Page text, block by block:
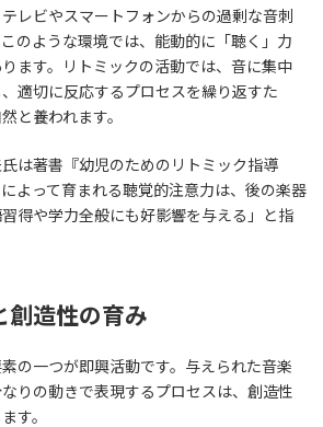
レビやスマートフォンからの過剰な音刺
のような環境では、能動的に「聴く」力
ます。リトミックの活動では、音に集中
適切に反応するプロセスを繰り返すた
と養われます。
は著書『幼児のためのリトミック指導
よって育まれる聴覚的注意力は、後の楽器
得や学力全般にも好影響を与える」と指
創造性の育み
の一つが即興活動です。与えられた音楽
りの動きで表現するプロセスは、創造性
す。